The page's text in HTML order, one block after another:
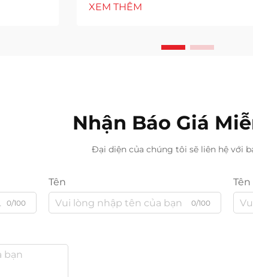
height: normal; } h3 { margin-
size: 20px !important; font-
XEM THÊM
Nhận Báo Giá
Đại diện của chúng tôi sẽ liên hệ với
0/100
Tên
0/100
Tên